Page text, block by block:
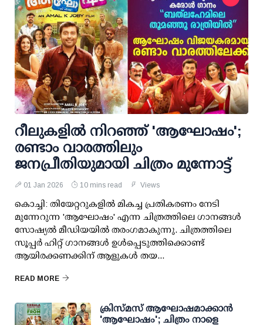
റീലുകളിൽ നിറഞ്ഞ് 'ആഘോഷം';
രണ്ടാം വാരത്തിലും
ജനപ്രീതിയുമായി ചിത്രം മുന്നോട്ട്
01 Jan 2026 10 mins read Views
കൊച്ചി: തിയേറ്ററുകളിൽ മികച്ച പ്രതികരണം നേടി
മുന്നേറുന്ന 'ആഘോഷം' എന്ന ചിത്രത്തിലെ ഗാനങ്ങൾ
സോഷ്യൽ മീഡിയയിൽ തരംഗമാകുന്നു. ചിത്രത്തിലെ
സൂപ്പർ ഹിറ്റ് ഗാനങ്ങൾ ഉൾപ്പെടുത്തിക്കൊണ്ട്
ആയിരക്കണക്കിന് ആളുകൾ തയ...
READ MORE
ക്രിസ്മസ് ആഘോഷമാക്കാൻ
'ആഘോഷം'; ചിത്രം നാളെ